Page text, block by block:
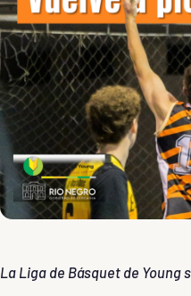
La Liga de Básquet de Young